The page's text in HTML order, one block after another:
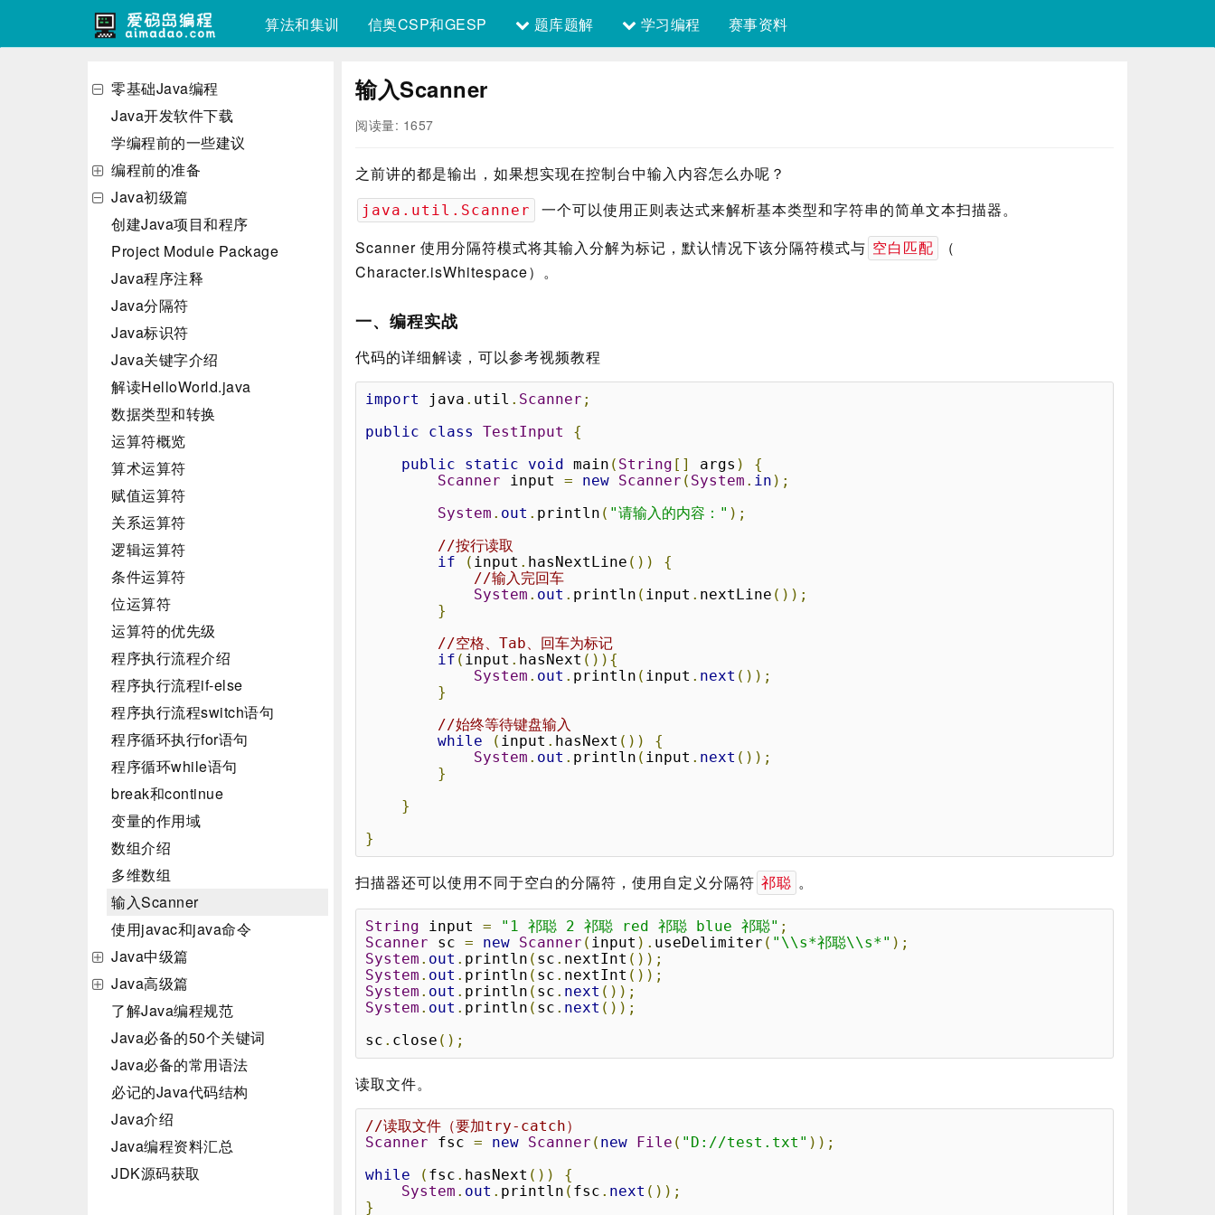
算法和集训 信奥CSP和GESP 题库题解 学习编程 赛事资料
零基础Java编程
Java开发软件下载
学编程前的一些建议
编程前的准备
Java初级篇
创建Java项目和程序
Project Module Package
Java程序注释
Java分隔符
Java标识符
Java关键字介绍
解读HelloWorld.java
数据类型和转换
运算符概览
算术运算符
赋值运算符
关系运算符
逻辑运算符
条件运算符
位运算符
运算符的优先级
程序执行流程介绍
程序执行流程if-else
程序执行流程switch语句
程序循环执行for语句
程序循环while语句
break和continue
变量的作用域
数组介绍
多维数组
输入Scanner
使用javac和java命令
Java中级篇
Java高级篇
了解Java编程规范
Java必备的50个关键词
Java必备的常用语法
必记的Java代码结构
Java介绍
Java编程资料汇总
JDK源码获取
输入Scanner
阅读量: 1657
之前讲的都是输出，如果想实现在控制台中输入内容怎么办呢？
java.util.Scanner
一个可以使用正则表达式来解析基本类型和字符串的简单文本扫描器。
Scanner 使用分隔符模式将其输入分解为标记，默认情况下该分隔符模式与 空白匹配
（
Character.isWhitespace）。
一、编程实战
代码的详细解读，可以参考视频教程
import java . util . Scanner ;
public
class TestInput
{
public
static void main ( String [] args )
{
Scanner input = new Scanner ( System . in );
System . out . println ( "请输入的内容：" );
//按行读取
if
( input . hasNextLine ())
{
//输入完回车
System . out . println ( input . nextLine ());
}
//空格、Tab、回车为标记
if ( input . hasNext ()){
System . out . println ( input . next ());
}
//始终等待键盘输入
while
( input . hasNext ())
{
System . out . println ( input . next ());
}
}
}
扫描器还可以使用不同于空白的分隔符，使用自定义分隔符 祁聪 。
String input = "1 祁聪 2 祁聪 red 祁聪 blue 祁聪" ;
Scanner sc = new Scanner ( input ). useDelimiter ( "\\s*祁聪\\s*" );
System . out . println ( sc . nextInt ());
System . out . println ( sc . nextInt ());
System . out . println ( sc . next ());
System . out . println ( sc . next ());
sc . close ();
读取文件。
//读取文件（要加try-catch）
Scanner fsc = new Scanner ( new File ( "D://test.txt" ));
while
( fsc . hasNext ())
{
System . out . println ( fsc . next ());
}